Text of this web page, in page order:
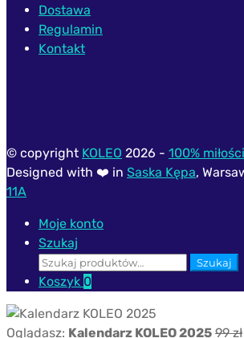
Dostawa
Regulamin
Kontakt
© copyright KOLEO 2026 - 100%
Designed with ❤️ in Saska Kępa,
11A
Moje konto
Szukaj
Szukaj:
Szukaj
Koszyk 0
Oglądasz: Kalendarz KOLEO 2025 99zł